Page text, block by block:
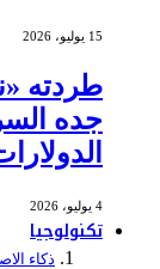
15 يوليو، 2026
طردته
جده
4 يوليو، 2026
تكنولوجيا
ذكاء